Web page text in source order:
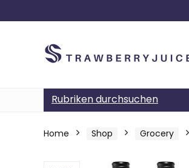
Rubriken durchsuchen
Home Shop Grocery